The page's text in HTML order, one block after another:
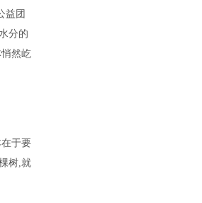
益团
分的
然屹
于要
树,就